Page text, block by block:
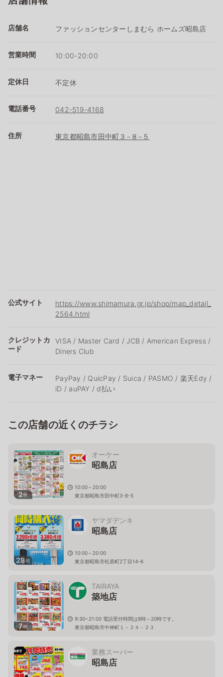
店舗名 ファッションセンターしまむら ホームズ昭島店
営業時間 10:00-20:00
定休日 不定休
電話番号 042-519-4168
住所 東京都昭島市田中町３−８−５
公式サイト
https://www.shimamura.gr.jp/shop/map_detail_
2564.html
クレジットカ
ード
VISA / Master Card / JCB / American Express /
Diners Club
電子マネー
PayPay / QuicPay / Suica / PASMO / 楽天Edy /
iD / auPAY / d払い
この店舗の近くのチラシ
2枚
オーケー
昭島店
10:00～20:00
東京都昭島市田中町3-8-5
28枚
ヤマダデンキ
昭島店
10:00～20:00
東京都昭島市松原町2丁目14-6
7枚
TAIRAYA
築地店
9:30~21:00 電話受付時間は8時～20時です。
東京都昭島市中神町１－２４－２３
業務スーパー
昭島店